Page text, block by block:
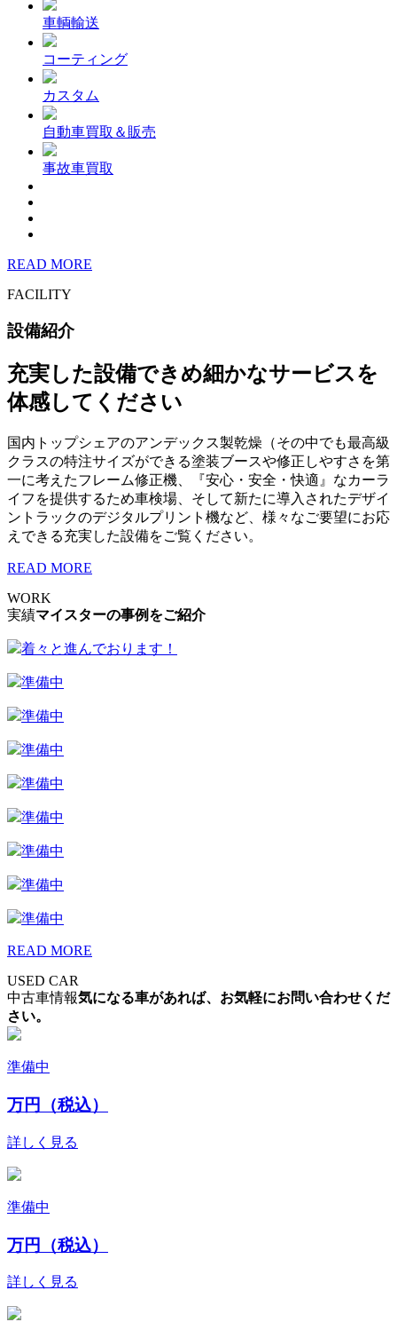
車輌輸送
コーティング
カスタム
自動車買取＆販売
事故車買取
READ MORE
FACILITY
設備紹介
充実した設備できめ細かなサービスを
体感してください
国内トップシェアのアンデックス製乾燥（その中でも最高級
クラスの特注サイズができる塗装ブースや修正しやすさを第
一に考えたフレーム修正機、『安心・安全・快適』なカーラ
イフを提供するため車検場、そして新たに導入されたデザイ
ントラックのデジタルプリント機など、様々なご要望にお応
えできる充実した設備をご覧ください。
READ MORE
WORK
実績マイスターの事例をご紹介
着々と進んでおります！
準備中
準備中
準備中
準備中
準備中
準備中
準備中
準備中
READ MORE
USED CAR
中古車情報気になる車があれば、お気軽にお問い合わせくだ
さい。
準備中
万円（税込）
詳しく見る
準備中
万円（税込）
詳しく見る